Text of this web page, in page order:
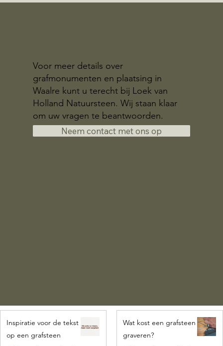
Voor meer details over
grafmonumenten en plaatsing in
Waalre kunt u terecht bij Loek van
Holland Natuursteen. Wij staan klaar
om uw vragen te beantwoorden.
Neem contact met ons op
Inspiratie voor de tekst
op een grafsteen
Wat kost een grafsteen
graveren?